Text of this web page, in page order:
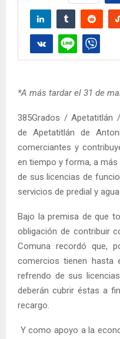
*A más tardar el 31 de
385Grados / Apetatitlán
de Apetatitlán de
comerciantes y
en tiempo y forma, a
de sus licencias de
servicios de predial y
Bajo la premisa de que
obligación de contribuir
Comuna recordó que,
comercios tienen hasta
refrendo de sus
deberán cubrir éstas a
recargo.
Y como apoyo a la